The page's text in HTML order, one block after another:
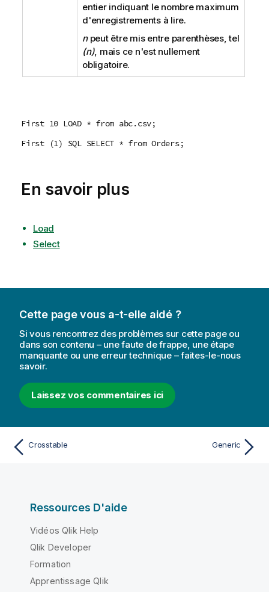
entier indiquant le nombre maximum
d'enregistrements à lire.
npeut être mis entre parenthèses, tel
(n), mais ce n'est nullement
obligatoire.
First 10 LOAD * from abc.csv;
First (1) SQL SELECT * from Orders;
En savoir plus
Load
Select
Cette page vous a-t-elle aidé ?
Si vous rencontrez des problèmes sur cette page ou
dans son contenu – une faute de frappe, une étape
manquante ou une erreur technique – faites-le-nous
savoir.
Laissez vos commentaires ici
Crosstable Generic
Ressources D'aide
Vidéos Qlik Help
Qlik Developer
Formation
Apprentissage Qlik